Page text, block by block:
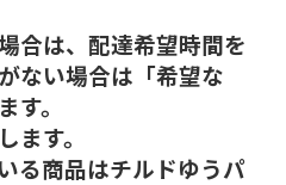
合は、配達希望時間を
ない場合は「希望な
す。
す。
る商品はチルドゆうパ